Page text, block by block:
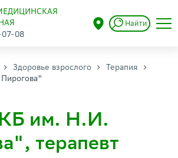
08
Найти
Здоровье взрослого
Терапия
им. Н.И.
терапевт